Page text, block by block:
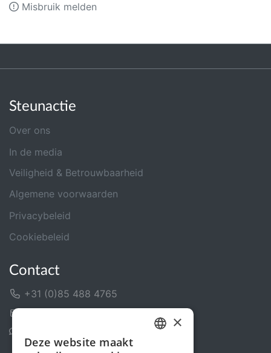
Misbruik melden
Steunactie
Over ons
In de media
Veiligheid & Betrouwbaarheid
Algemene voorwaarden
Privacybeleid
Cookiebeleid
Contact
+31 (0)85 488 4765
×
Deze website maakt